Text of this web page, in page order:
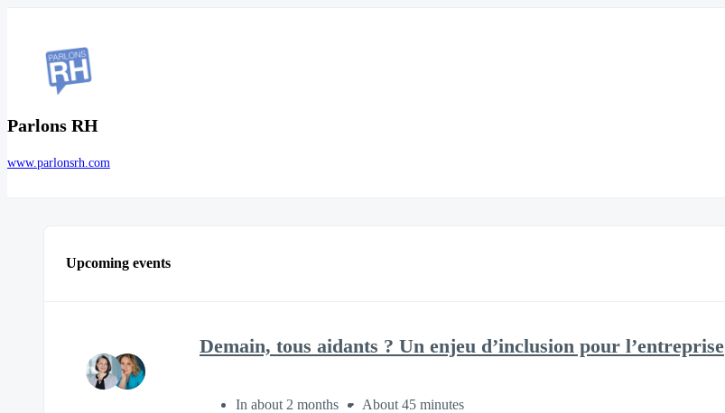
Parlons RH
www.parlonsrh.com
Upcoming events
Demain, tous aidants ? Un enjeu d’inclusion pour l’entreprise
In about 2 months About 45 minutes